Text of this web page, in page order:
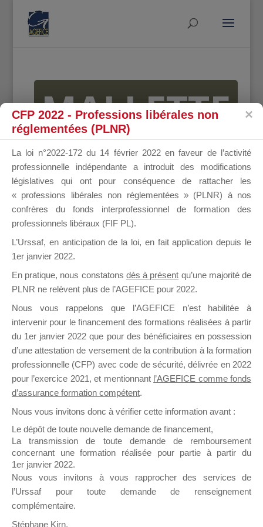
MALLETTE
DU
DIRIGEANT
il y a un mois
Ce groupe est destiné aux Organismes de
Formation qui souhaitent répondre à l’Appel à
Propositions Mallette du Dirigeant.
Ce groupe propose un forum dédié au support
sur lequel il est possible de laisser un message
ou poser une question.
NB : Il est nécessaire d’être
pouvoir rejoindre ce groupe
CFP 2022 - Professions libérales non
réglementées (PLNR)
La loi n°2022-172 du 14 février 2022 en faveur de l’activité
professionnelle indépendante a introduit des modifications
législatives qui ont pour conséquence de rattacher les
« professions libérales non réglementées » (PLNR) à nos
confrères du fonds interprofessionnel de formation des
professionnels libéraux (FIF PL).
L’Urssaf, en anticipation de la loi, en fait application depuis le
1er janvier 2022.
En pratique, nous constatons dès à présent qu’une majorité de
PLNR ne relèvent plus de l’AGEFICE pour 2022.
Nous vous rappelons que l’AGEFICE n’est habilitée à
intervenir pour le financement des formations réalisées à partir
du 1er janvier 2022 que pour des bénéficiaires en possession
d’une attestation de versement de la contribution à la formation
professionnelle (CFP) avec code de sécurité, délivrée en 2022
pour l’exercice 2021, et mentionnant l’AGEFICE comme fonds
d’assurance formation compétent.
Nous vous invitons donc à vérifier cette information avant :
Le dépôt de toute nouvelle demande de financement,
La transmission de toute demande de remboursement
concernant une formation réalisée pour partie à partir du
1er janvier 2022.
Nous vous invitons à vous rapprocher des services de
l’Urssaf pour toute demande de renseignement
complémentaire.
Stéphane Kirn,